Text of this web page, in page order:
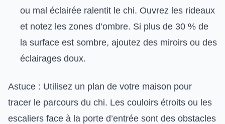
ou mal éclairée ralentit le chi. Ouvrez les rideaux
et notez les zones d’ombre. Si plus de 30 % de
la surface est sombre, ajoutez des miroirs ou des
éclairages doux.
Astuce : Utilisez un plan de votre maison pour
tracer le parcours du chi. Les couloirs étroits ou les
escaliers face à la porte d’entrée sont des obstacles